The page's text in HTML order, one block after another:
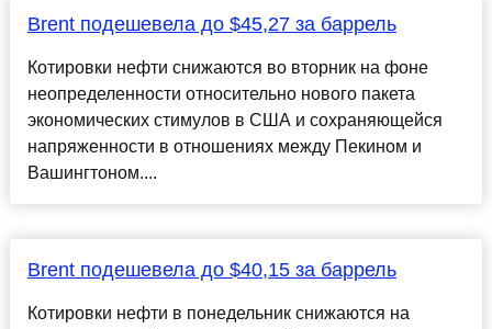
Brent подешевела до $45,27 за баррель
Котировки нефти снижаются во вторник на фоне
неопределенности относительно нового пакета
экономических стимулов в США и сохраняющейся
напряженности в отношениях между Пекином и
Вашингтоном....
Brent подешевела до $40,15 за баррель
Котировки нефти в понедельник снижаются на